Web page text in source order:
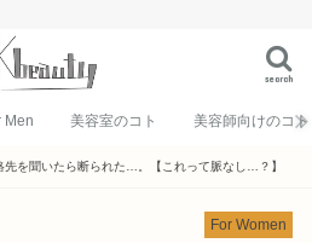
search
Men 美容室のコト 美容師向けのコト
先を聞いたら断られた…。【これって脈なし…？】
For Women